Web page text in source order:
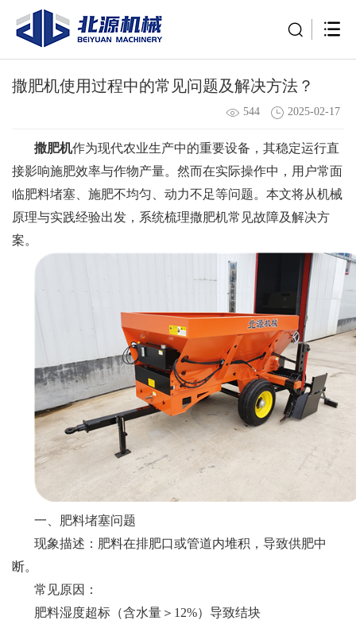
撒肥机使用过程中的常见问题及解决方法？
544 2025-02-17
撒肥机作为现代农业生产中的重要设备，其稳定运行直
接影响施肥效率与作物产量。然而在实际操作中，用户常面
临肥料堵塞、施肥不均匀、动力不足等问题。本文将从机械
原理与实践经验出发，系统梳理撒肥机常见故障及解决方
案。
一、肥料堵塞问题
现象描述：肥料在排肥口或管道内堆积，导致供肥中
断。
常见原因：
肥料湿度超标（含水量＞12%）导致结块